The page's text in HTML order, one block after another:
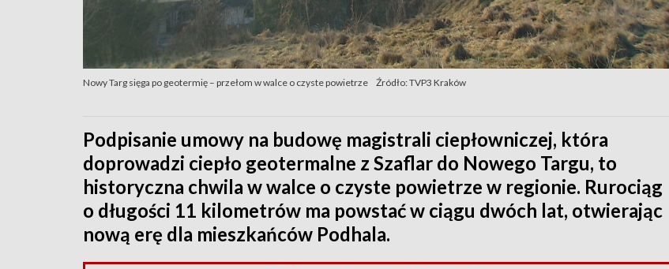
Nowy Targ sięga po geotermię – przełom w walce o czyste powietrze Źródło: TVP3 Kraków
Podpisanie umowy na budowę magistrali ciepłowniczej, która
doprowadzi ciepło geotermalne z Szaflar do Nowego Targu, to
historyczna chwila w walce o czyste powietrze w regionie. Rurociąg
o długości 11 kilometrów ma powstać w ciągu dwóch lat, otwierając
nową erę dla mieszkańców Podhala.